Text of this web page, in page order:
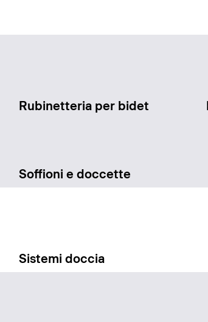
Rubinetteria per bidet
Soffioni e doccette
Sistemi doccia